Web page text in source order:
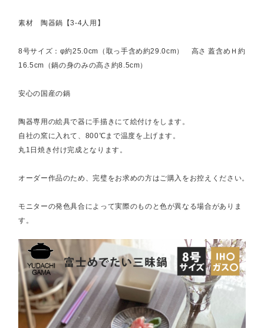
素材 陶器鍋【3-4人用】
8号サイズ：φ約25.0cm（取っ手含め約29.0cm） 高さ 蓋含めＨ約
16.5cm（鍋の身のみの高さ約8.5cm）
安心の国産の鍋
陶器専用の絵具で器に手描きにて絵付けをします。
自社の窯に入れて、800℃まで温度を上げます。
丸1日焼き付け完成となります。
オーダー作品のため、完璧をお求めの方はご購入をお控えください。
モニターの発色具合によって実際のものと色が異なる場合がありま
す。